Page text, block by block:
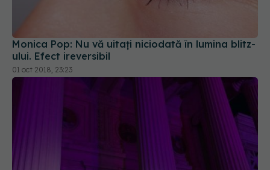
Monica Pop: Nu vă uitați niciodată în lumina blitz-
ului. Efect ireversibil
01 oct 2018, 23:23